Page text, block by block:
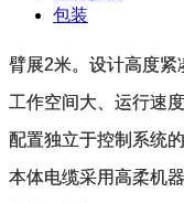
包装
臂展2米。设计高度紧
工作空间大、运行速
配置独立于控制系统
本体电缆采用高柔机